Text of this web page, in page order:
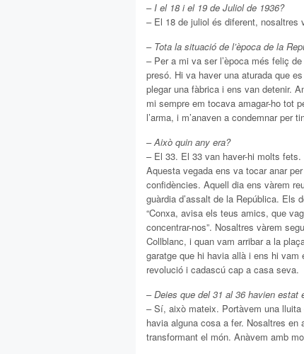
–I el 18 i el 19 de Juliol de 1936?
– El 18 de juliol és diferent, nosaltres
– Tota la situació de l’època de la
– Per a mi va ser l’època més feliç
presó. Hi va haver una aturada que
plegar una fàbrica i ens van detenir.
mi sempre em tocava amagar-ho tot
l’arma, i m’anaven a condemnar per
–Això quin any era?
– El 33. El 33 van haver-hi molts
Aquesta vegada ens va tocar anar
confidències. Aquell dia ens vàrem
guàrdia d’assalt de la República. Els
“Conxa, avisa els teus amics, que
concentrar-nos”. Nosaltres vàrem
Collblanc, i quan vam arribar a la
garatge que hi havia allà i ens hi
revolució i cadascú cap a casa seva.
–Deies que del 31 al 36 havien
– Sí, això mateix. Portàvem una lluita
havia alguna cosa a fer. Nosaltres
transformant el món. Anàvem amb